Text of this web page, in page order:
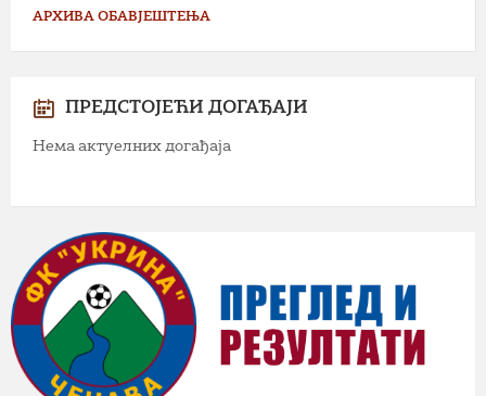
АРХИВА ОБАВЈЕШТЕЊА
ПРЕДСТОЈЕЋИ ДОГАЂАЈИ
Нема актуелних догађаја